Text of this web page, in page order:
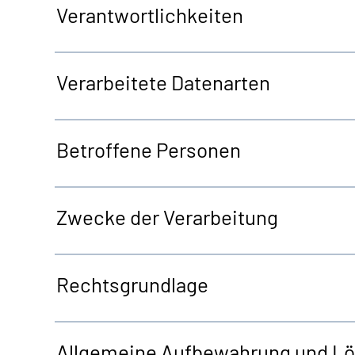
Verantwortlichkeiten
Verarbeitete Datenarten
Betroffene Personen
Zwecke der Verarbeitung
Rechtsgrundlage